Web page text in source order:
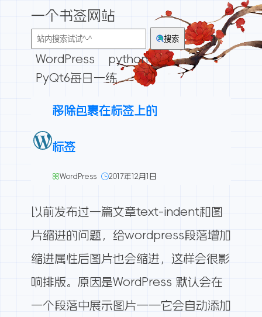
一个书签网站
搜索
WordPress
python
PyQt6每日一练
移除包裹在标签上的
标签
WordPress 2017年12月1日
以前发布过一篇文章text-indent和图
片缩进的问题 ，给wordpress段落增加
缩进属性后图片也会缩进，这样会很影
响排版。原因是WordPress 默认会在
一个段落中展示图片——它会自动添加